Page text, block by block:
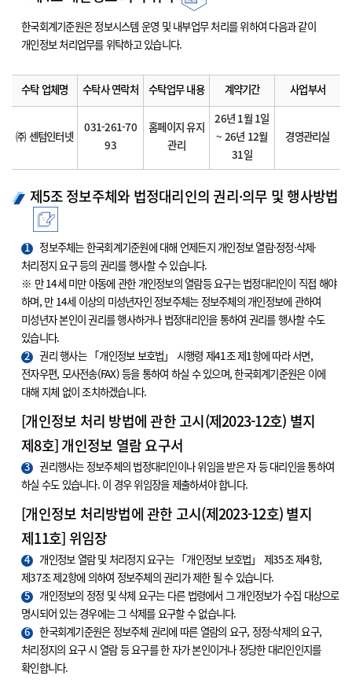
한국회계기준원은 정보시스템 운영 및 내부업무 처리를 위하여 다음과 같이
개인정보 처리업무를 위탁하고 있습니다.
수탁 업체명 수탁사 연락처 수탁업무 내용 계약기간 사업부서
㈜ 센텀인터넷
031-261-70
93
홈페이지 유지
관리
26년 1월 1일
~ 26년 12월
31일
경영관리실
제5조 정보주체와 법정대리인의 권리·의무 및 행사방법
1
정보주체는 한국회계기준원에 대해 언제든지 개인정보 열람·정정·삭제·
처리정지 요구 등의 권리를 행사할 수 있습니다.
※ 만 14세 미만 아동에 관한 개인정보의 열람등 요구는 법정대리인이 직접 해야
하며, 만 14세 이상의 미성년자인 정보주체는 정보주체의 개인정보에 관하여
미성년자 본인이 권리를 행사하거나 법정대리인을 통하여 권리를 행사할 수도
있습니다.
2
권리 행사는 「개인정보 보호법」 시행령 제41조 제1항에 따라 서면,
전자우편, 모사전송(FAX) 등을 통하여 하실 수 있으며, 한국회계기준원은 이에
대해 지체 없이 조치하겠습니다.
[개인정보 처리 방법에 관한 고시(제2023-12호) 별지
제8호] 개인정보 열람 요구서
3
권리행사는 정보주체의 법정대리인이나 위임을 받은 자 등 대리인을 통하여
하실 수도 있습니다. 이 경우 위임장을 제출하셔야 합니다.
[개인정보 처리방법에 관한 고시(제2023-12호) 별지
제11호] 위임장
4
개인정보 열람 및 처리정지 요구는 「개인정보 보호법」 제35조 제4항,
제37조 제2항에 의하여 정보주체의 권리가 제한 될 수 있습니다.
5
개인정보의 정정 및 삭제 요구는 다른 법령에서 그 개인정보가 수집 대상으로
명시되어 있는 경우에는 그 삭제를 요구할 수 없습니다.
6
한국회계기준원은 정보주체 권리에 따른 열람의 요구, 정정·삭제의 요구,
처리정지의 요구 시 열람 등 요구를 한 자가 본인이거나 정당한 대리인인지를
확인합니다.